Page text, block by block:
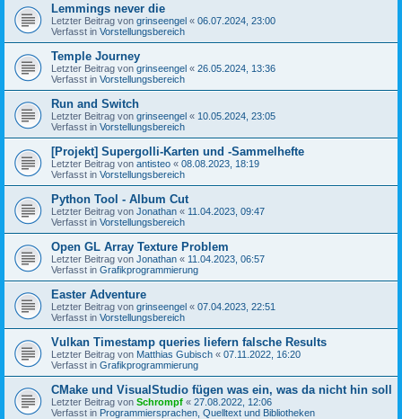
Lemmings never die
Letzter Beitrag von grinseengel « 06.07.2024, 23:00
Verfasst in Vorstellungsbereich
Temple Journey
Letzter Beitrag von grinseengel « 26.05.2024, 13:36
Verfasst in Vorstellungsbereich
Run and Switch
Letzter Beitrag von grinseengel « 10.05.2024, 23:05
Verfasst in Vorstellungsbereich
[Projekt] Supergolli-Karten und -Sammelhefte
Letzter Beitrag von antisteo « 08.08.2023, 18:19
Verfasst in Vorstellungsbereich
Python Tool - Album Cut
Letzter Beitrag von Jonathan « 11.04.2023, 09:47
Verfasst in Vorstellungsbereich
Open GL Array Texture Problem
Letzter Beitrag von Jonathan « 11.04.2023, 06:57
Verfasst in Grafikprogrammierung
Easter Adventure
Letzter Beitrag von grinseengel « 07.04.2023, 22:51
Verfasst in Vorstellungsbereich
Vulkan Timestamp queries liefern falsche Results
Letzter Beitrag von Matthias Gubisch « 07.11.2022, 16:20
Verfasst in Grafikprogrammierung
CMake und VisualStudio fügen was ein, was da nicht hin soll
Letzter Beitrag von Schrompf « 27.08.2022, 12:06
Verfasst in Programmiersprachen, Quelltext und Bibliotheken